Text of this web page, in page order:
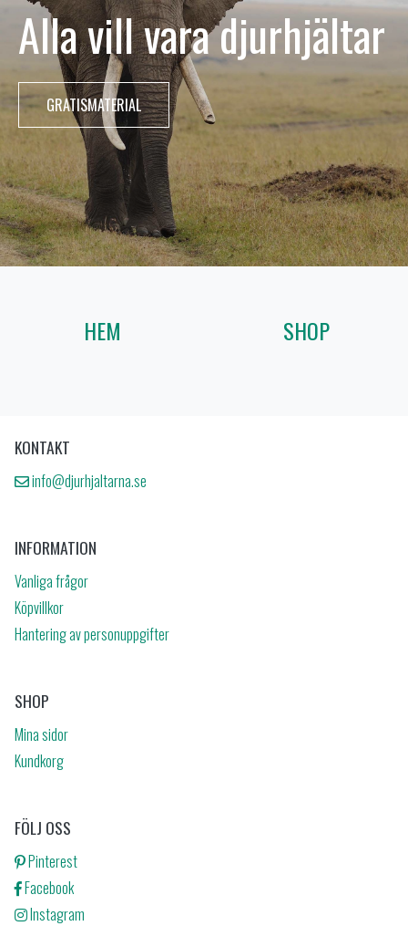
Alla vill vara djurhjältar
GRATISMATERIAL
HEM SHOP
KONTAKT
info@djurhjaltarna.se
INFORMATION
Vanliga frågor
Köpvillkor
Hantering av personuppgifter
SHOP
Mina sidor
Kundkorg
FÖLJ OSS
Pinterest
Facebook
Instagram